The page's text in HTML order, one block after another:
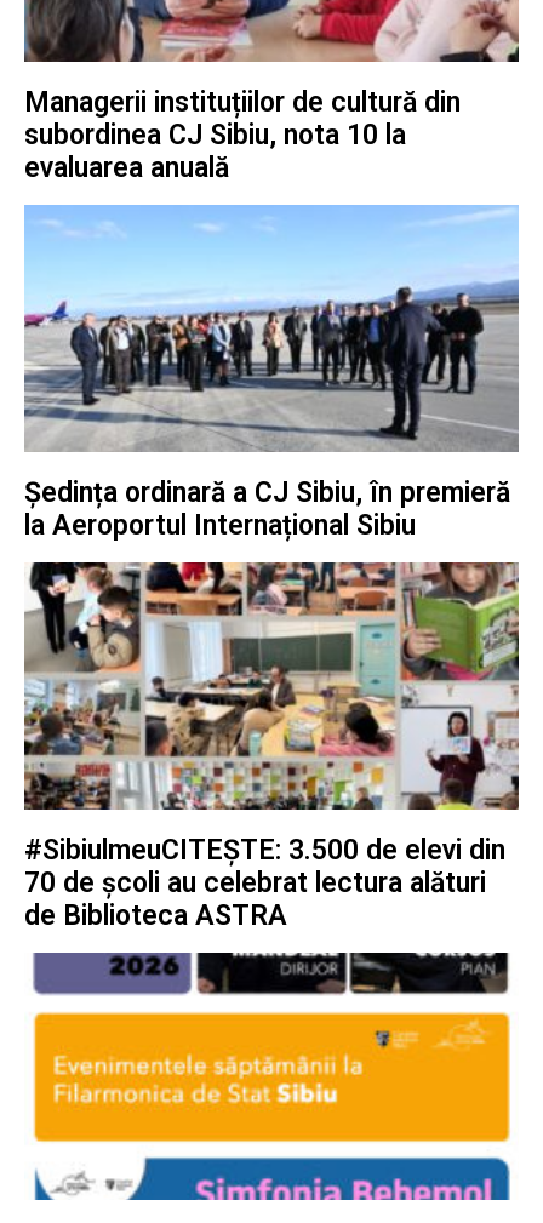
Managerii instituțiilor de cultură din
subordinea CJ Sibiu, nota 10 la
evaluarea anuală
Ședința ordinară a CJ Sibiu, în premieră
la Aeroportul Internațional Sibiu
#SibiulmeuCITEȘTE: 3.500 de elevi din
70 de școli au celebrat lectura alături
de Biblioteca ASTRA